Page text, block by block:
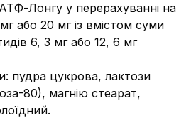
Лонгу у перерахуванні на
або 20 мг із вмістом суми
6, 3 мг або 12, 6 мг
пудра цукрова, лактози
80), магнію стеарат,